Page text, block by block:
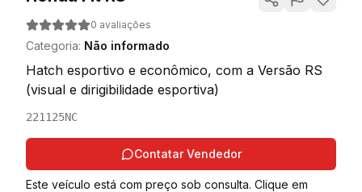
0 avaliações
Categoria: Não informado
Hatch esportivo e econômico, com a Versão RS
(visual e dirigibilidade esportiva)
221125NC
Contatar Vendedor
Este veículo está com preço sob consulta. Clique em